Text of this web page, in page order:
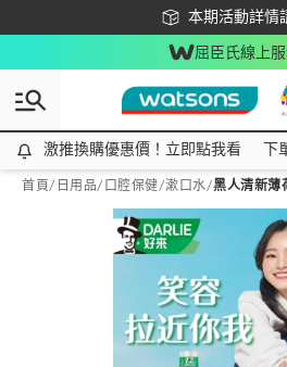
本期活動詳情
下載app最高回
屈臣氏線上
激推換購優惠價！立即點我看
激推換購優惠價！立即點我看 下
首頁/ 日用品/ 口腔保健/漱口水/黑人清新